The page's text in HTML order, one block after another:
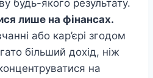
будь-якого результату.
лише на фінансах.
або кар’єрі згодом
більший дохід, ніж
на